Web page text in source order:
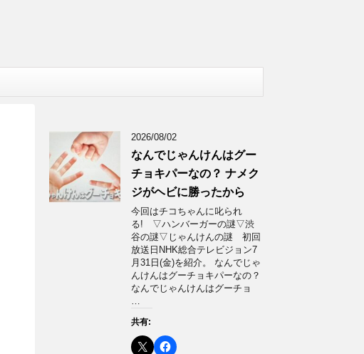
2026/08/02
なんでじゃんけんはグー
チョキパーなの？ ナメク
ジがヘビに勝ったから
今回はチコちゃんに叱られ
る! ▽ハンバーガーの謎▽渋
谷の謎▽じゃんけんの謎 初回
放送日NHK総合テレビジョン7
月31日(金)を紹介。 なんでじゃ
んけんはグーチョキパーなの？
なんでじゃんけんはグーチョ
…
共有: